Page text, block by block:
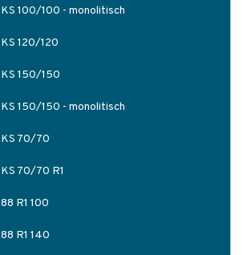
KS 100/100 - monolitisch
KS 120/120
KS 150/150
KS 150/150 - monolitisch
KS 70/70
KS 70/70 R1
88 R1 100
88 R1 140